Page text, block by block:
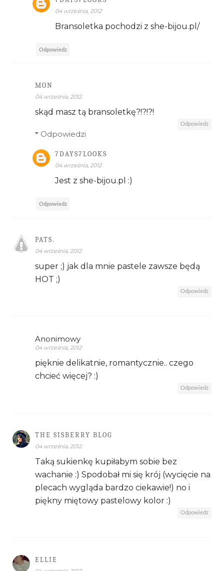
04 września, 2012
Bransoletka pochodzi z she-bijou.pl/
Odpowiedz
MON
04 września, 2012
skąd masz tą bransoletkę?!?!?!
Odpowiedz
Odpowiedzi
7DAYS7LOOKS
04 września, 2012
Jest z she-bijou.pl :)
Odpowiedz
PATS.
04 września, 2012
super ;) jak dla mnie pastele zawsze będą
HOT ;)
Odpowiedz
Anonimowy
04 września, 2012
pięknie delikatnie, romantycznie.. czego
chcieć więcej? :)
Odpowiedz
THE SISBERRY BLOG
04 września, 2012
Taką sukienkę kupiłabym sobie bez
wachanie :) Spodobał mi się krój (wycięcie na
plecach wygląda bardzo ciekawie!) no i
piękny miętowy pastelowy kolor :)
Odpowiedz
ELLIE